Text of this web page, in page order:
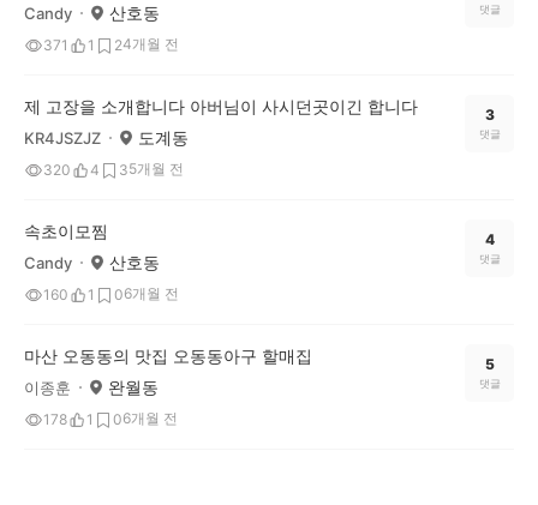
Candy 산호동
371 1 24개월 전
댓글
제 고장을 소개합니다 아버님이 사시던곳이긴 합니다
KR4JSZJZ 도계동
320 4 35개월 전
3
댓글
속초이모찜
Candy 산호동
160 1 06개월 전
4
댓글
마산 오동동의 맛집 오동동아구 할매집
이종훈 완월동
178 1 06개월 전
5
댓글